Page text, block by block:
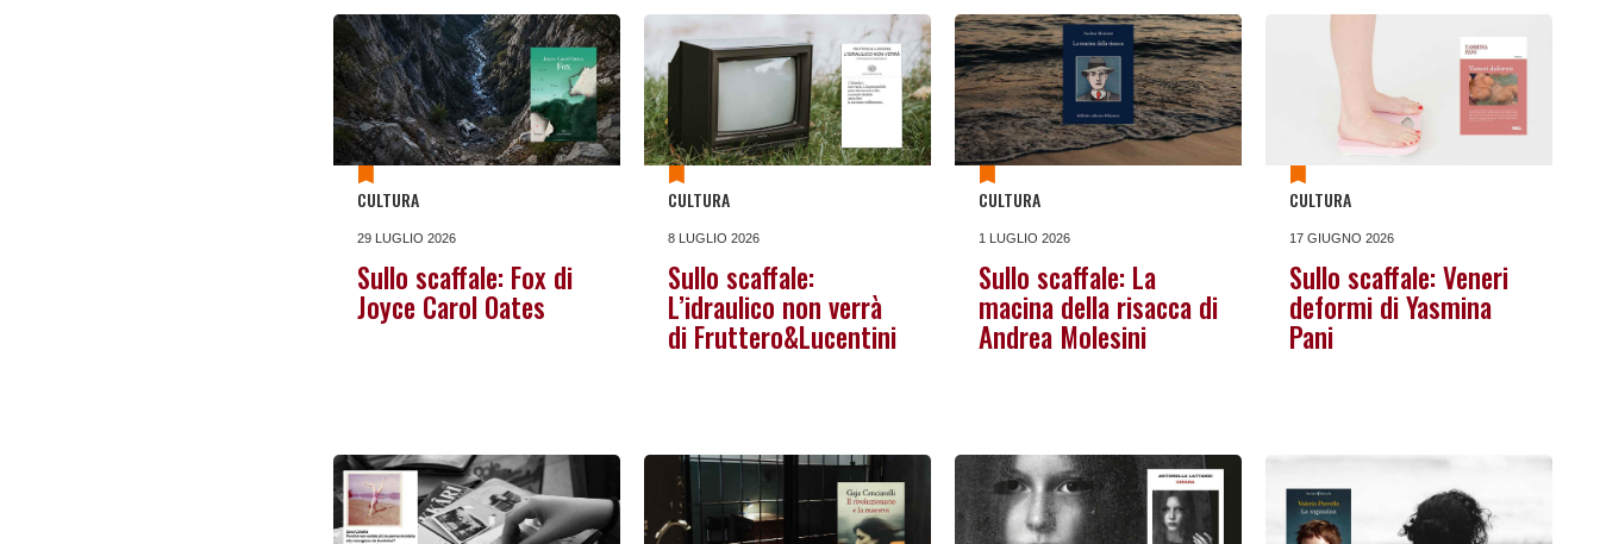
CULTURA
29 LUGLIO 2026
Sullo scaffale: Fox di
Joyce Carol Oates
CULTURA
8 LUGLIO 2026
Sullo scaffale:
L’idraulico non verrà
di Fruttero&Lucentini
CULTURA
1 LUGLIO 2026
Sullo scaffale: La
macina della risacca di
Andrea Molesini
CULTURA
17 GIUGNO 2026
Sullo scaffale: Veneri
deformi di Yasmina
Pani